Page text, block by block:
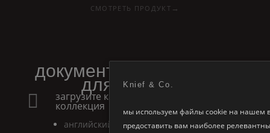
СМОТРЕТЬ ПРОДУКТ →
документация и файлы
для загрузки
 загрузите каталог акриловая
коллекция
английский
Knief & Co.
мы используем файлы cookie на нашем
предоставить вам наиболее